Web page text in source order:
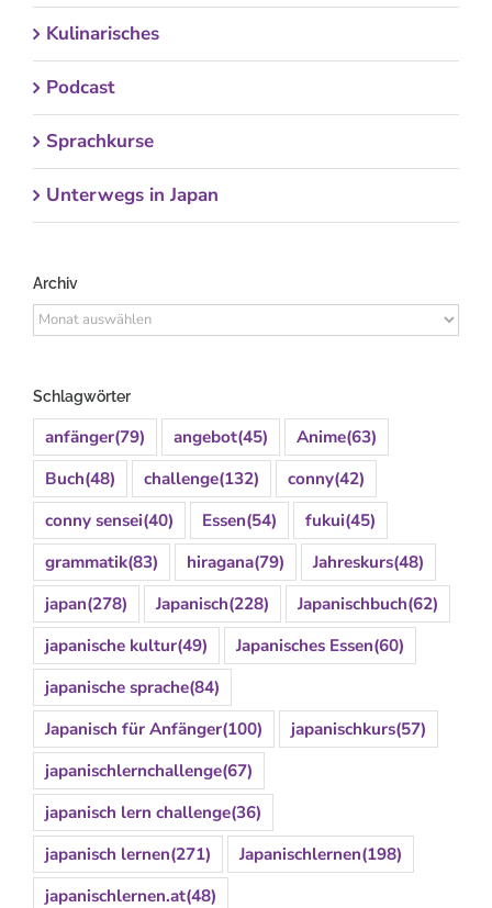
Kulinarisches
Podcast
Sprachkurse
Unterwegs in Japan
Archiv
Archiv
Schlagwörter
anfänger(79) angebot(45) Anime(63)
Buch(48) challenge(132) conny(42)
conny sensei(40) Essen(54) fukui(45)
grammatik(83) hiragana(79) Jahreskurs(48)
japan(278) Japanisch(228) Japanischbuch(62)
japanische kultur(49) Japanisches Essen(60)
japanische sprache(84)
Japanisch für Anfänger(100) japanischkurs(57)
japanischlernchallenge(67)
japanisch lern challenge(36)
japanisch lernen(271) Japanischlernen(198)
japanischlernen.at(48)